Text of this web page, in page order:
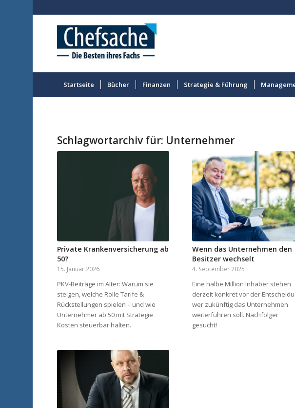
Startseite Bücher Finanzen Strategie & Führung
Schlagwortarchiv für: Unternehmer
Private Krankenversicherung ab
50?
15. Januar 2026
PKV-Beiträge im Alter: Warum sie
steigen, welche Rolle Tarife &
Rückstellungen spielen – und wie
Unternehmer ab 50 mit Strategie
Kosten steuerbar halten.
Wenn das Unternehmen den
Besitzer wechselt
4. September 2025
Eine halbe Million Inhaber stehen
derzeit konkret vor der
wer zukünftig das Unternehmen
weiterführen soll. Nachfolger
gesucht!